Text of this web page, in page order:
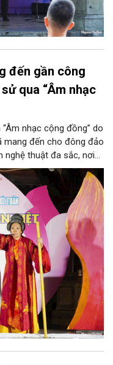
đến gần công
qua “Âm nhạc
nhạc cộng đồng” do
mang đến cho đông đảo
nghệ thuật đa sắc, nơi
và các tiết mục múa
bộ hồ Hoàn Kiếm. Đặc
nghệ sĩ đến từ
gỡ nghệ thuật giàu